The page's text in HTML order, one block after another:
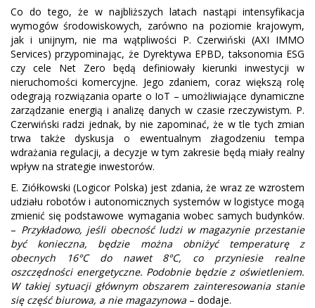
Co do tego, że w najbliższych latach nastąpi intensyfikacja
wymogów środowiskowych, zarówno na poziomie krajowym,
jak i unijnym, nie ma wątpliwości P. Czerwiński (AXI IMMO
Services) przypominając, że Dyrektywa EPBD, taksonomia ESG
czy cele Net Zero będą definiowały kierunki inwestycji w
nieruchomości komercyjne. Jego zdaniem, coraz większą rolę
odegrają rozwiązania oparte o IoT – umożliwiające dynamiczne
zarządzanie energią i analizę danych w czasie rzeczywistym. P.
Czerwiński radzi jednak, by nie zapominać, że w tle tych zmian
trwa także dyskusja o ewentualnym złagodzeniu tempa
wdrażania regulacji, a decyzje w tym zakresie będą miały realny
wpływ na strategie inwestorów.
E. Ziółkowski (Logicor Polska) jest zdania, że wraz ze wzrostem
udziału robotów i autonomicznych systemów w logistyce mogą
zmienić się podstawowe wymagania wobec samych budynków.
– Przykładowo, jeśli obecność ludzi w magazynie przestanie
być konieczna, będzie można obniżyć temperaturę z
obecnych 16°C do nawet 8°C, co przyniesie realne
oszczędności energetyczne. Podobnie będzie z oświetleniem.
W takiej sytuacji głównym obszarem zainteresowania stanie
się część biurowa, a nie magazynowa – dodaje.